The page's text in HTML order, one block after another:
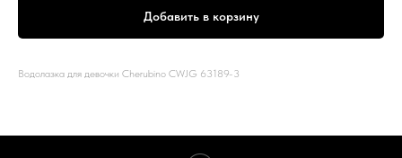
Добавить в корзину
Водолазка для девочки Cherubino CWJG 63189-3